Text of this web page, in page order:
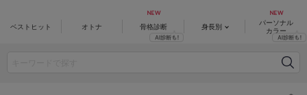
ベストヒット オトナ 骨格診断 身長別
パーソナル
カラー